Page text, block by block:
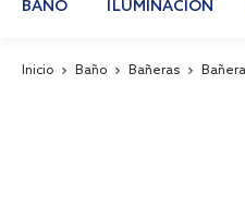
BAÑO ILUMINACIÓN
Inicio Baño Bañeras